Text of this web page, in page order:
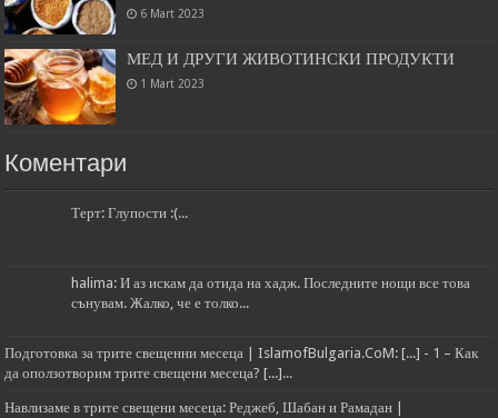
6 Mart 2023
МЕД И ДРУГИ ЖИВОТИНСКИ ПРОДУКТИ
1 Mart 2023
Коментари
Терт: Глупости :(...
halima: И аз искам да отида на хадж. Последните нощи все това
сънувам. Жалко, че е толко...
Подготовка за трите свещенни месеца | IslamofBulgaria.CoM: [...] - 1 – Как
да оползотворим трите свещени месеца? [...]...
Навлизаме в трите свещени месеца: Реджеб, Шабан и Рамадан |